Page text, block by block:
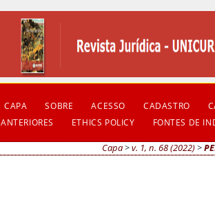
CAPA SOBRE ACESSO CADASTRO
ANTERIORES
ETHICS POLICY FONTES DE
Capa>v. 1, n. 68 (2022)>